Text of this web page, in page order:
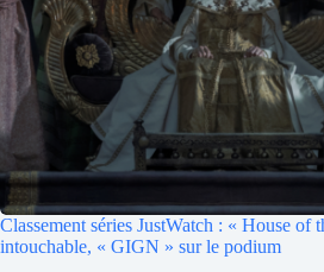
Classement séries JustWatch : « House of
intouchable, « GIGN » sur le podium